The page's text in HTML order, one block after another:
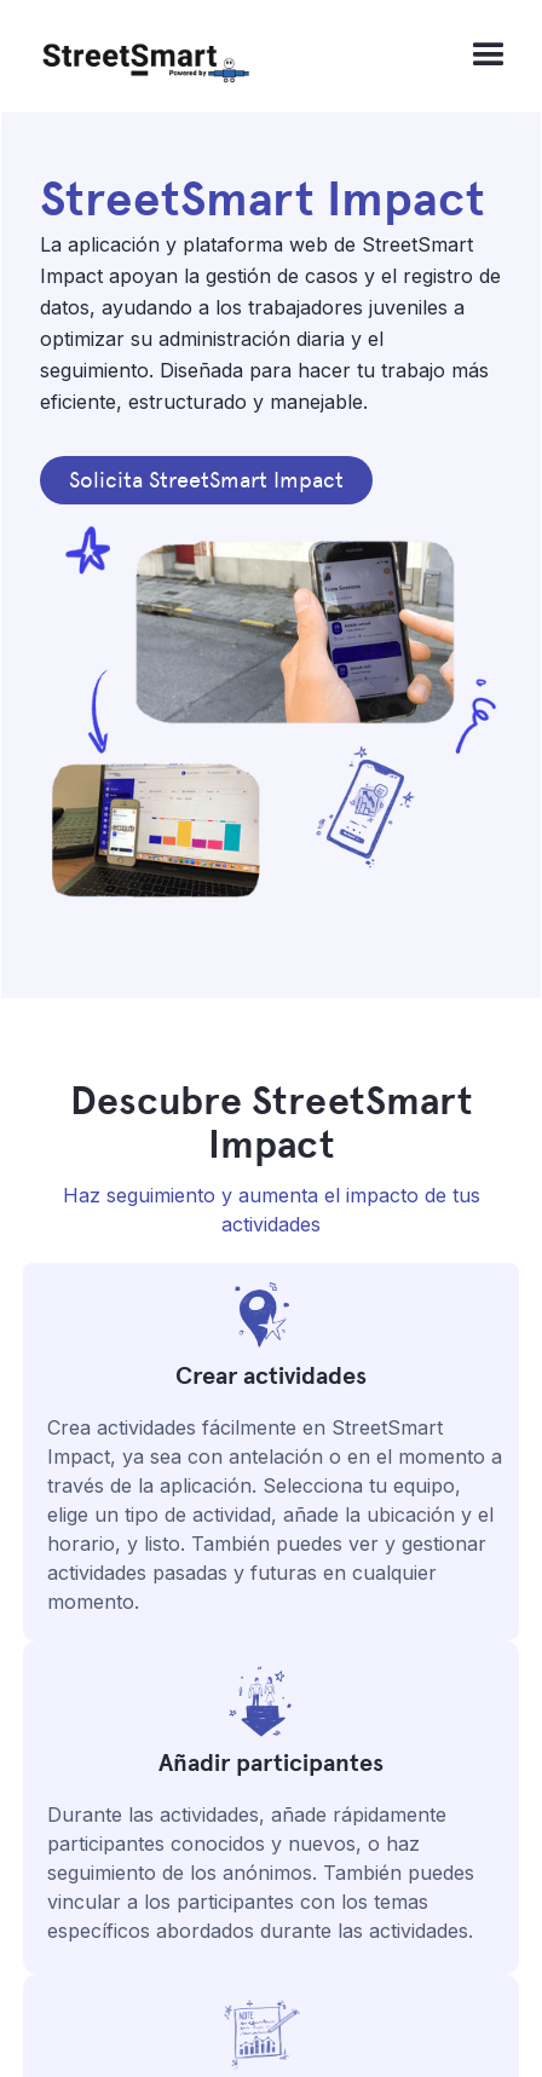
StreetSmart Impact
La aplicación y plataforma web de StreetSmart
Impact apoyan la gestión de casos y el registro de
datos, ayudando a los trabajadores juveniles a
optimizar su administración diaria y el
seguimiento. Diseñada para hacer tu trabajo más
eficiente, estructurado y manejable.
Solicita StreetSmart Impact
Descubre StreetSmart
Impact
Haz seguimiento y aumenta el impacto de tus
actividades
Crear actividades
Crea actividades fácilmente en StreetSmart
Impact, ya sea con antelación o en el momento a
través de la aplicación. Selecciona tu equipo,
elige un tipo de actividad, añade la ubicación y el
horario, y listo. También puedes ver y gestionar
actividades pasadas y futuras en cualquier
momento.
Añadir participantes
Durante las actividades, añade rápidamente
participantes conocidos y nuevos, o haz
seguimiento de los anónimos. También puedes
vincular a los participantes con los temas
específicos abordados durante las actividades.